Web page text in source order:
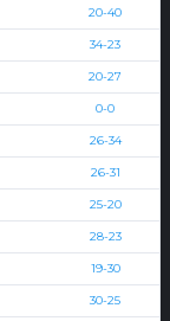
20-40
34-23
20-27
0-0
26-34
26-31
25-20
28-23
19-30
30-25